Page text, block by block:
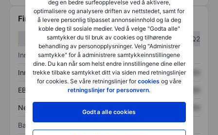
deg en bedre surfeopplevelse ved å aktivere,
optimalisere og analysere driften av nettstedet, samt for
å levere personlig tilpasset annonseinnhold og la deg
koble deg til sosiale medier. Ved å velge "Godta alle"
samtykker du til bruk av cookies og tilhørende
behandling av personopplysninger. Velg "Administrer
samtykke" for å administrere samtykkeinnstillingene
dine. Du kan når som helst endre innstillingene dine eller
trekke tilbake samtykket ditt via siden med retningslinjer
for cookies. Se våre retningslinjer forcookies og våre
retningslinjer for personvern.
Godta alle cookies
Finansiell informasjon
Q1
Q2
Inntektsoversikt
Inntekter XXXXXXX XXXXXXX
EBITDA XXXXXXX
Nettoinntekt
Balanse